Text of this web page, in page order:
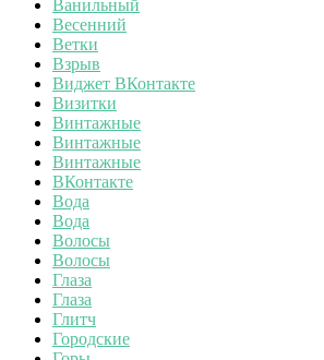
Ванильный
Весенний
Ветки
Взрыв
Виджет ВКонтакте
Визитки
Винтажные
Винтажные
Винтажные
ВКонтакте
Вода
Вода
Волосы
Волосы
Глаза
Глаза
Глитч
Городские